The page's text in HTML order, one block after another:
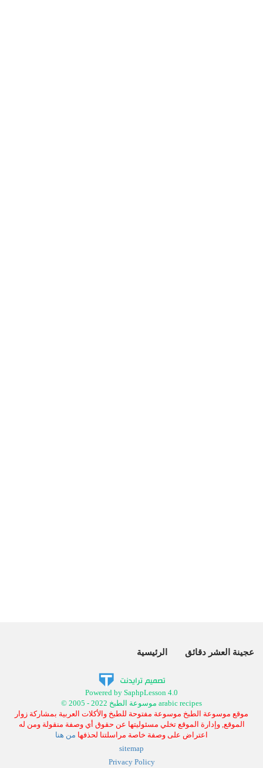
عجينة العشر دقائق الرئيسية
Powered by SaphpLesson 4.0
© 2005 - 2022 موسوعة الطبخ arabic recipes
موقع موسوعة الطبخ موسوعة مفتوحة للطبخ والأكلات العربية بمشاركة زوار
الموقع, وإدارة الموقع تخلي مسئوليتها عن حقوق أي وصفة منقولة ومن له
اعتراض على وصفة خاصة مراسلتنا لحذفها من هنا
sitemap
Privacy Policy